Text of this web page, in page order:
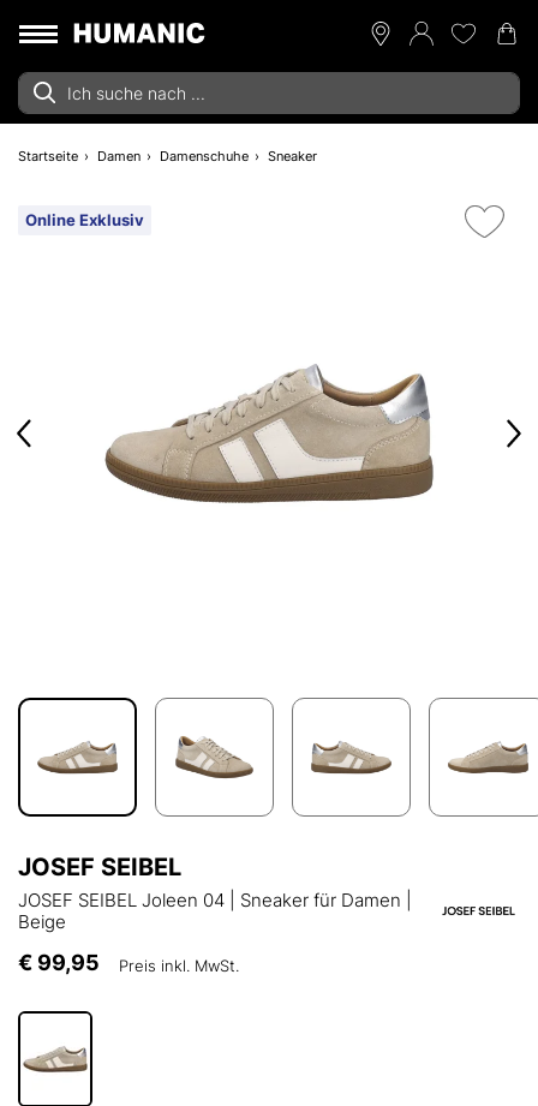
Startseite Damen Damenschuhe Sneaker
Online Exklusiv
JOSEF SEIBEL
JOSEF SEIBEL Joleen 04 | Sneaker für Damen |
Beige
€ 99,95 Preis inkl. MwSt.